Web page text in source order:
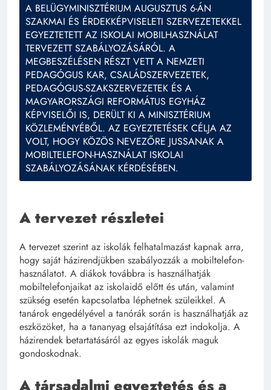
A BELÜGYMINISZTÉRIUM AUGUSZTUS 6-ÁN
SZAKMAI ÉS ÉRDEKKÉPVISELETI SZERVEZETEKKEL
EGYEZTETETT AZ ISKOLAI MOBILHASZNÁLAT
TERVEZETT SZABÁLYOZÁSÁRÓL. A
MEGBESZÉLÉSEN RÉSZT VETT A NEMZETI
PEDAGÓGUS KAR, CSALÁDSZERVEZETEK,
PEDAGÓGUS-SZAKSZERVEZETEK ÉS A
MAGYARORSZÁGI REFORMÁTUS EGYHÁZ
KÉPVISELŐI IS, DERÜLT KI A MINISZTÉRIUM
KÖZLEMÉNYÉBŐL. AZ EGYEZTETÉSEK CÉLJA AZ
VOLT, HOGY KÖZÖS NEVEZŐRE JUSSANAK A
MOBILTELEFON-HASZNÁLAT ISKOLAI
SZABÁLYOZÁSÁNAK KÉRDÉSÉBEN.
A tervezet részletei
A tervezet szerint az iskolák felhatalmazást kapnak arra,
hogy saját házirendjükben szabályozzák a mobiltelefon-
használatot. A diákok továbbra is használhatják
mobiltelefonjaikat az iskolaidő előtt és után, valamint
szükség esetén kapcsolatba léphetnek szüleikkel. A
tanárok engedélyével a tanórák során is használhatják az
eszközöket, ha a tananyag elsajátítása ezt indokolja. A
házirendek betartatásáról az egyes iskolák maguk
gondoskodnak.
A társadalmi egyeztetés és a